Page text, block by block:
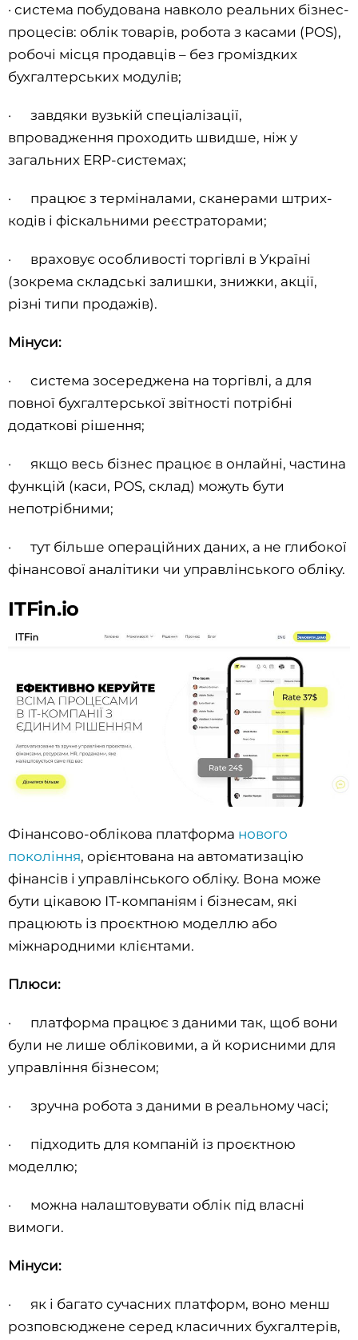
· система побудована навколо реальних бізнес-
процесів: облік товарів, робота з касами (POS),
робочі місця продавців – без громіздких
бухгалтерських модулів;
· завдяки вузькій спеціалізації,
впровадження проходить швидше, ніж у
загальних ERP-системах;
· працює з терміналами, сканерами штрих-
кодів і фіскальними реєстраторами;
· враховує особливості торгівлі в Україні
(зокрема складські залишки, знижки, акції,
різні типи продажів).
Мінуси:
· система зосереджена на торгівлі, а для
повної бухгалтерської звітності потрібні
додаткові рішення;
· якщо весь бізнес працює в онлайні, частина
функцій (каси, POS, склад) можуть бути
непотрібними;
· тут більше операційних даних, а не глибокої
фінансової аналітики чи управлінського обліку.
ITFin.io
Фінансово-облікова платформа нового
покоління, орієнтована на автоматизацію
фінансів і управлінського обліку. Вона може
бути цікавою ІТ-компаніям і бізнесам, які
працюють із проєктною моделлю або
міжнародними клієнтами.
Плюси:
· платформа працює з даними так, щоб вони
були не лише обліковими, а й корисними для
управління бізнесом;
· зручна робота з даними в реальному часі;
· підходить для компаній із проєктною
моделлю;
· можна налаштовувати облік під власні
вимоги.
Мінуси:
· як і багато сучасних платформ, воно менш
розповсюджене серед класичних бухгалтерів,